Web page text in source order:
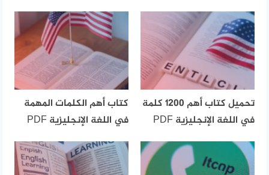
تحميل كتاب أهم 1200 كلمة
في اللغة الإنجليزية PDF
كتاب أهم الكلمات المهمة
في اللغة الإنجليزية PDF